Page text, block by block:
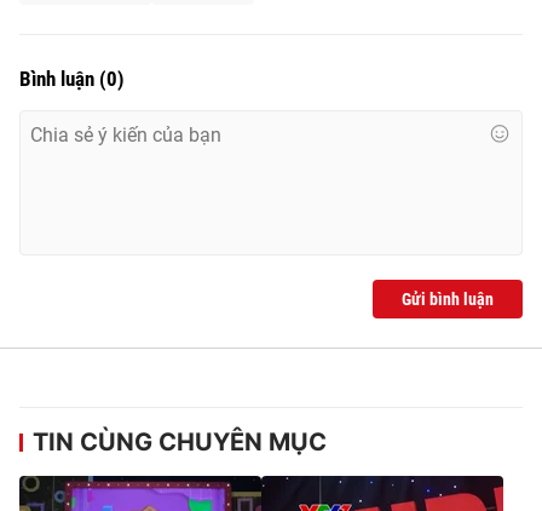
Bình luận (0)
Gửi bình luận
TIN CÙNG CHUYÊN MỤC